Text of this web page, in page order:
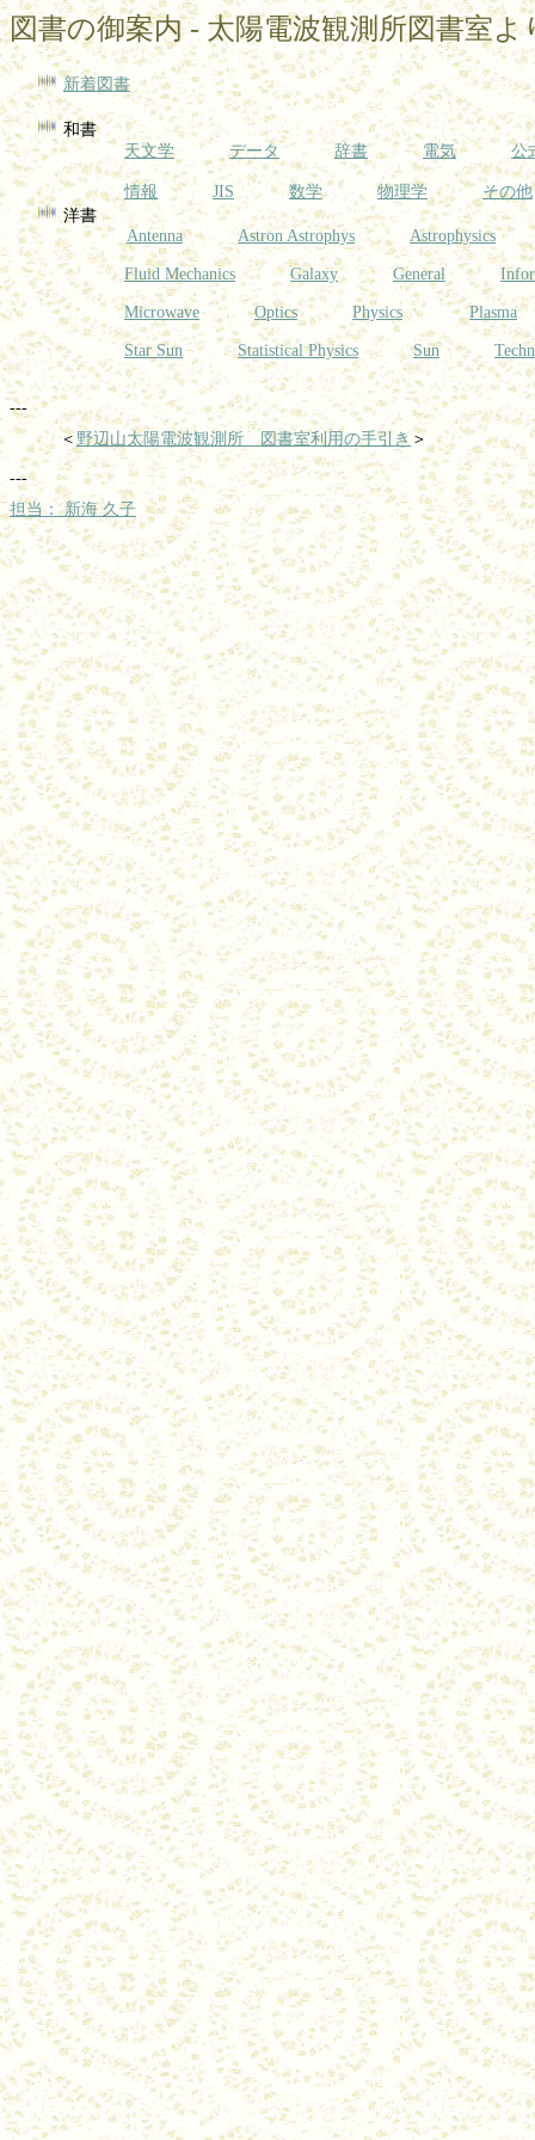
図書の御案内- 太陽電波観測所図書室よ
新着図書
和書
天文学
データ 辞書 電気 公
情報 JIS 数学 物理学
その他
洋書
Antenna
Astron Astrophys Astrophysics
Fluid Mechanics Galaxy General
Microwave Optics Physics Plasma
Star Sun Statistical Physics Sun
＜ 野辺山太陽電波観測所 図書室利用の手引き ＞
担当： 新海 久子